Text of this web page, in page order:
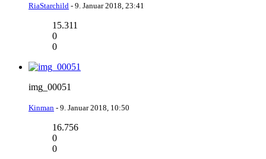
RiaStarchild - 9. Januar 2018, 23:41
15.311
0
0
img_00051
Kinman - 9. Januar 2018, 10:50
16.756
0
0